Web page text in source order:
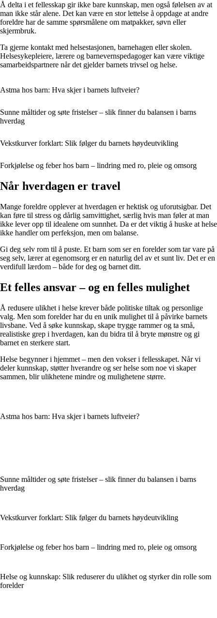
Å delta i et fellesskap gir ikke bare kunnskap, men også følelsen av at
man ikke står alene. Det kan være en stor lettelse å oppdage at andre
foreldre har de samme spørsmålene om matpakker, søvn eller
skjermbruk.
Ta gjerne kontakt med helsestasjonen, barnehagen eller skolen.
Helsesykepleiere, lærere og barnevernspedagoger kan være viktige
samarbeidspartnere når det gjelder barnets trivsel og helse.
Astma hos barn: Hva skjer i barnets luftveier?
Sunne måltider og søte fristelser – slik finner du balansen i barns
hverdag
Vekstkurver forklart: Slik følger du barnets høydeutvikling
Forkjølelse og feber hos barn – lindring med ro, pleie og omsorg
Når hverdagen er travel
Mange foreldre opplever at hverdagen er hektisk og uforutsigbar. Det
kan føre til stress og dårlig samvittighet, særlig hvis man føler at man
ikke lever opp til idealene om sunnhet. Da er det viktig å huske at helse
ikke handler om perfeksjon, men om balanse.
Gi deg selv rom til å puste. Et barn som ser en forelder som tar vare på
seg selv, lærer at egenomsorg er en naturlig del av et sunt liv. Det er en
verdifull lærdom – både for deg og barnet ditt.
Et felles ansvar – og en felles mulighet
Å redusere ulikhet i helse krever både politiske tiltak og personlige
valg. Men som forelder har du en unik mulighet til å påvirke barnets
livsbane. Ved å søke kunnskap, skape trygge rammer og ta små,
realistiske grep i hverdagen, kan du bidra til å bryte mønstre og gi
barnet en sterkere start.
Helse begynner i hjemmet – men den vokser i fellesskapet. Når vi
deler kunnskap, støtter hverandre og ser helse som noe vi skaper
sammen, blir ulikhetene mindre og mulighetene større.
Astma hos barn: Hva skjer i barnets luftveier?
Sunne måltider og søte fristelser – slik finner du balansen i barns
hverdag
Vekstkurver forklart: Slik følger du barnets høydeutvikling
Forkjølelse og feber hos barn – lindring med ro, pleie og omsorg
Helse og kunnskap: Slik reduserer du ulikhet og styrker din rolle som
forelder